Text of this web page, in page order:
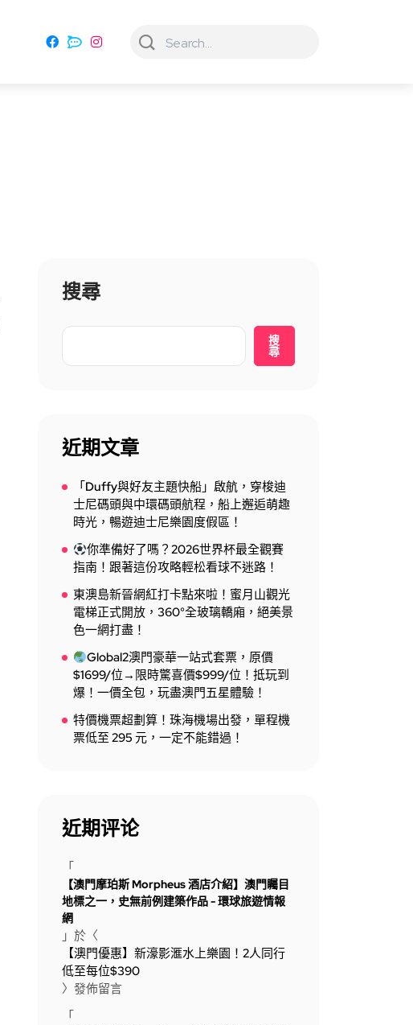
搜尋
搜
尋
近期文章
「Duffy與好友主題快船」啟航，穿梭迪
士尼碼頭與中環碼頭航程，船上邂逅萌趣
時光，暢遊迪士尼樂園度假區！
你準備好了嗎？2026世界杯最全觀賽
指南！跟著這份攻略輕松看球不迷路！
東澳島新晉網紅打卡點來啦！蜜月山觀光
電梯正式開放，360°全玻璃轎廂，絕美景
色一網打盡！
Global2澳門豪華一站式套票，原價
$1699/位→限時驚喜價$999/位！抵玩到
爆！一價全包，玩盡澳門五星體驗！
特價機票超劃算！珠海機場出發，單程機
票低至 295 元，一定不能錯過！
近期评论
「
【澳門摩珀斯 Morpheus 酒店介紹】澳門矚目
地標之一，史無前例建築作品 - 環球旅遊情報
網
」於〈
【澳門優惠】新濠影滙水上樂園！2人同行
低至每位$390
〉發佈留言
「